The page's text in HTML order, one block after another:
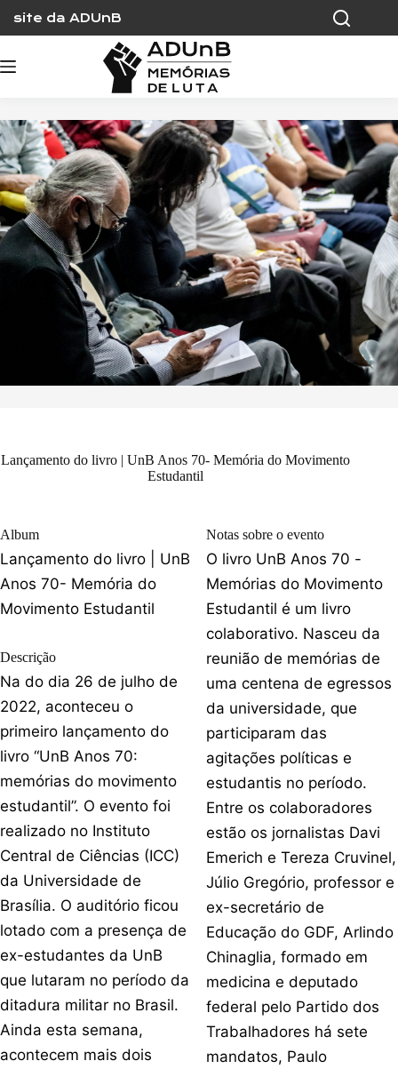
content
site da ADUnB
Lançamento do livro | UnB Anos 70- Memória do Movimento
Estudantil
Album
Lançamento do livro | UnB
Anos 70- Memória do
Movimento Estudantil
Descrição
Na do dia 26 de julho de
2022, aconteceu o
primeiro lançamento do
livro “UnB Anos 70:
memórias do movimento
estudantil”. O evento foi
realizado no Instituto
Central de Ciências (ICC)
da Universidade de
Brasília. O auditório ficou
lotado com a presença de
ex-estudantes da UnB
que lutaram no período da
ditadura militar no Brasil.
Ainda esta semana,
acontecem mais dois
Notas sobre o evento
O livro UnB Anos 70 -
Memórias do Movimento
Estudantil é um livro
colaborativo. Nasceu da
reunião de memórias de
uma centena de egressos
da universidade, que
participaram das
agitações políticas e
estudantis no período.
Entre os colaboradores
estão os jornalistas Davi
Emerich e Tereza Cruvinel,
Júlio Gregório, professor e
ex-secretário de
Educação do GDF, Arlindo
Chinaglia, formado em
medicina e deputado
federal pelo Partido dos
Trabalhadores há sete
mandatos, Paulo